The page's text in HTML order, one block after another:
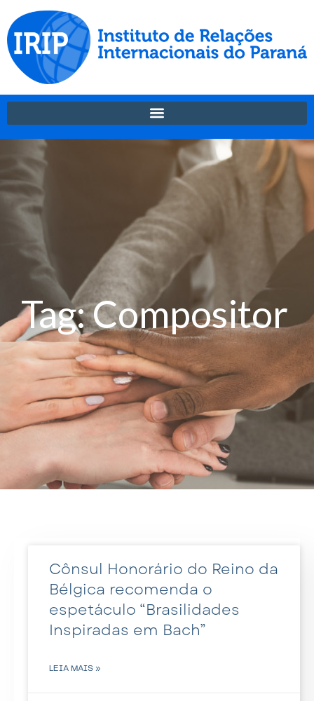
Tag: Compositor
Cônsul Honorário do Reino da
Bélgica recomenda o
espetáculo “Brasilidades
Inspiradas em Bach”
LEIA MAIS »